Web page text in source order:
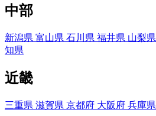
中部
新潟県 富山県 石川県 福井県 山梨県
知県
近畿
三重県 滋賀県 京都府 大阪府 兵庫県